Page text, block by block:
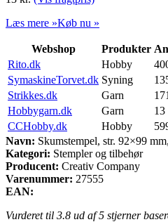
Læs mere »Køb nu »
Webshop Produkter
Rito.dk
Hobby
SymaskineTorvet.dk Syning
Strikkes.dk
Garn 171
Hobbygarn.dk
Garn 13
CCHobby.dk
Hobby
Navn: Skumstempel, str. 92×99
Kategori: Stempler og tilbehør
Producent: Creativ Company
Varenummer: 27555
EAN:
Vurderet til 3.8 ud af 5 stjerner